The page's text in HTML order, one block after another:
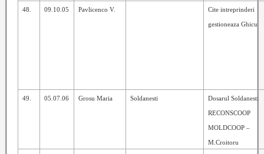
48. 09.10.05 Pavlicenco V. Cite intreprinderi
gestioneaza Ghicu
49. 05.07.06 Grosu Maria Soldanesti Dosarul Soldanesti
RECONSCOOP
MOLDCOOP –
M.Croitoru